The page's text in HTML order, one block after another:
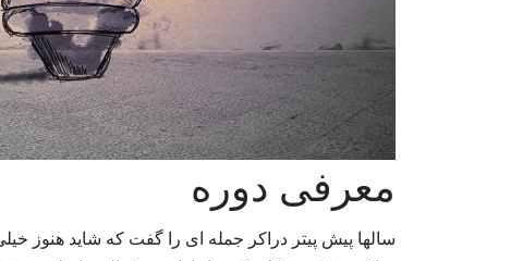
معرفی دوره
سالها پیش پیتر دراکر جمله ای را گفت که شاید هنوز